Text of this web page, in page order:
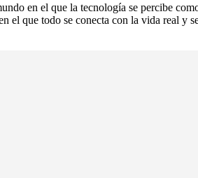
en el que la tecnología se percibe
que todo se conecta con la vida real y